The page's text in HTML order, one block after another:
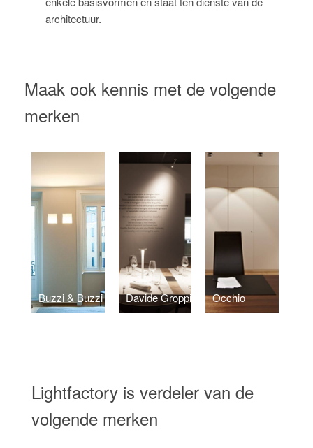
architectuur.
Maak ook kennis met de volgende
merken
Buzzi & Buzzi Davide Groppi Occhio
Lightfactory is verdeler van de
volgende merken